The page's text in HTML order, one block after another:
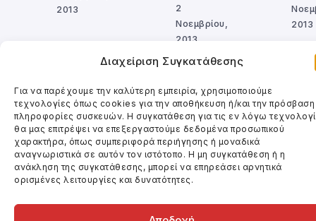
Διαχείριση Συγκατάθεσης
Για να παρέχουμε την καλύτερη εμπειρία, χρησιμοποιούμε
τεχνολογίες όπως cookies για την αποθήκευση ή/και την
πληροφορίες συσκευών. Η συγκατάθεση για τις εν λόγω
θα μας επιτρέψει να επεξεργαστούμε δεδομένα προσωπικού
χαρακτήρα, όπως συμπεριφορά περιήγησης ή μοναδικά
αναγνωριστικά σε αυτόν τον ιστότοπο. Η μη συγκατάθεση ή η
ανάκληση της συγκατάθεσης, μπορεί να επηρεάσει αρνητικά
ορισμένες λειτουργίες και δυνατότητες.
2013
2
Νοεμβρίου,
2013
2013
Uncategorized Βιβλία Βίντεο
Κινηματογράφος